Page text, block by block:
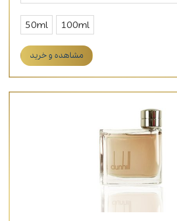
100ml
50ml
مشاهده و خرید